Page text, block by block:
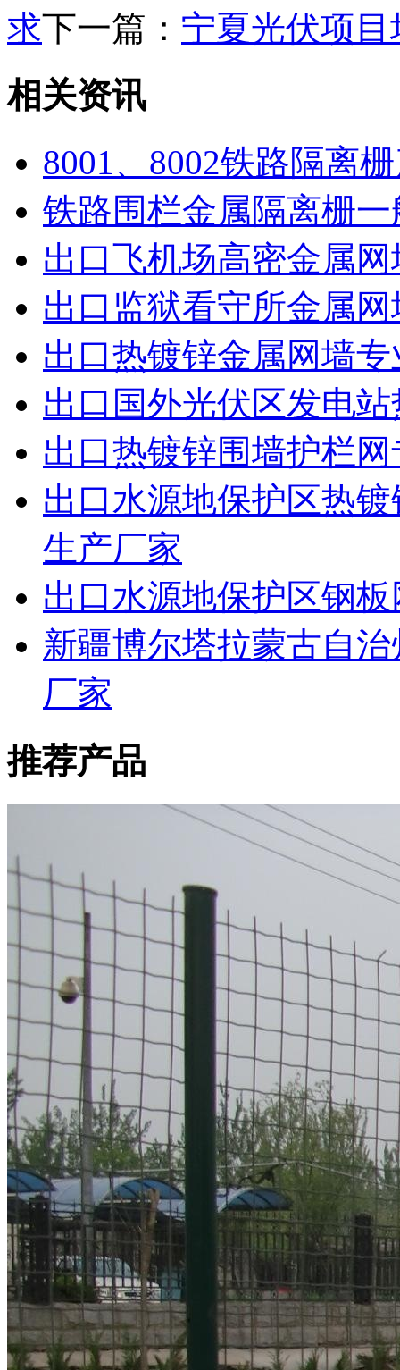
求下一篇： 宁夏光伏项
相关资讯
8001、8002铁路隔离
铁路围栏金属隔离栅
出口飞机场高密金属
出口监狱看守所金属
出口热镀锌金属网墙
出口国外光伏区发电
出口热镀锌围墙护栏
出口水源地保护区热
生产厂家
出口水源地保护区钢
新疆博尔塔拉蒙古自
厂家
推荐产品